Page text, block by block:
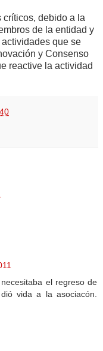
críticos, debido a la
de la entidad y
que se
y Consenso
reactive la actividad
el regreso de
vida a la asociacón.